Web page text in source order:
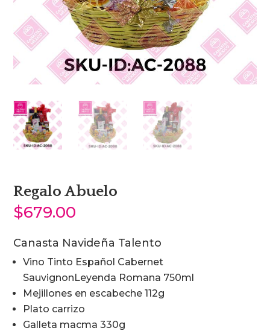
Regalo Abuelo
$679.00
Canasta Navideña Talento
Vino Tinto Español Cabernet
SauvignonLeyenda Romana 750ml
Mejillones en escabeche 112g
Plato carrizo
Galleta macma 330g